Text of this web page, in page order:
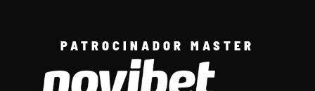
PATROCINADOR MASTER